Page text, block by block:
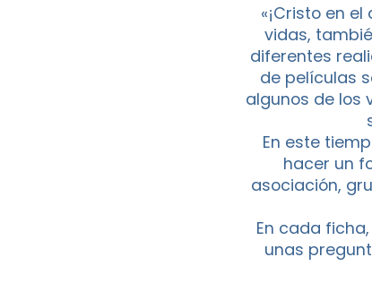
«¡Cristo en
vidas,
diferentes
de películas
algunos de los
En este
hacer un
asociación,
En cada
unas